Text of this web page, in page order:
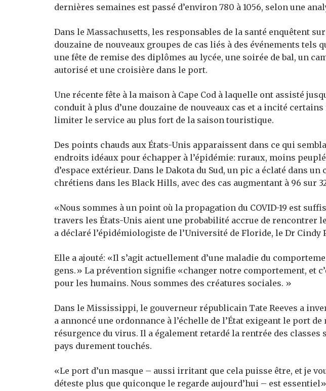
dernières semaines est passé d’environ 780 à 1056, selon une
Dans le Massachusetts, les responsables de la santé enquêtent
douzaine de nouveaux groupes de cas liés à des événements tels
une fête de remise des diplômes au lycée, une soirée de bal, un
autorisé et une croisière dans le port.
Une récente fête à la maison à Cape Cod à laquelle ont assisté
conduit à plus d’une douzaine de nouveaux cas et a incité
limiter le service au plus fort de la saison touristique.
Des points chauds aux États-Unis apparaissent dans ce qui
endroits idéaux pour échapper à l’épidémie: ruraux, moins
d’espace extérieur. Dans le Dakota du Sud, un pic a éclaté dans un
chrétiens dans les Black Hills, avec des cas augmentant à 96 sur
«Nous sommes à un point où la propagation du COVID-19 est
travers les États-Unis aient une probabilité accrue de rencontrer
a déclaré l’épidémiologiste de l’Université de Floride, le Dr Cindy
Elle a ajouté: «Il s’agit actuellement d’une maladie du
gens.» La prévention signifie «changer notre comportement, et
pour les humains. Nous sommes des créatures sociales. »
Dans le Mississippi, le gouverneur républicain Tate Reeves a
a annoncé une ordonnance à l’échelle de l’État exigeant le port de
résurgence du virus. Il a également retardé la rentrée des classes
pays durement touchés.
«Le port d’un masque – aussi irritant que cela puisse être, et je
déteste plus que quiconque le regarde aujourd’hui – est